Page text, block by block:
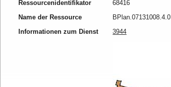
Ressourcenidentifikator
68416
Name der Ressource
BPlan.07131008.4.0
Informationen zum Dienst
3944